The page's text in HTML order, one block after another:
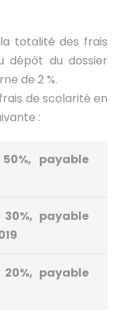
totalité des frais
dépôt du dossier
de 2 %.
de scolarité en
:
payable
payable
payable